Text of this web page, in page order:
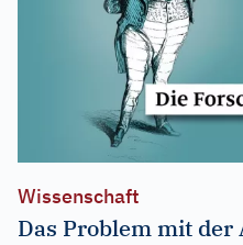
Wissenschaft
Das Problem mit der